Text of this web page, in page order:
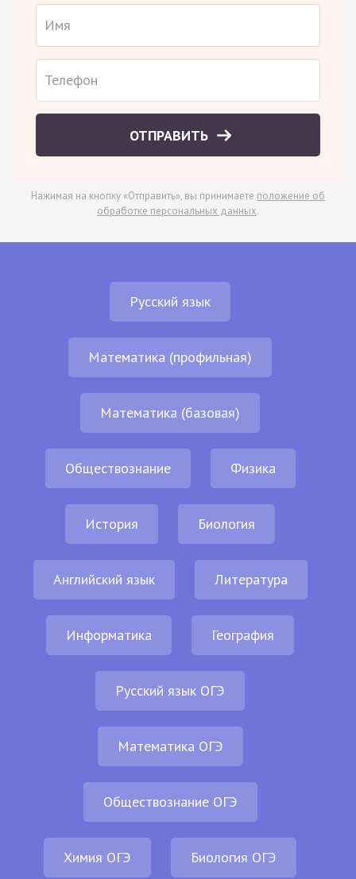
ОТПРАВИТЬ
Нажимая на кнопку «Отправить», вы принимаете положение об
обработке персональных данных.
Русский язык
Математика (профильная)
Математика (базовая)
Обществознание Физика
История Биология
Английский язык Литература
Информатика География
Русский язык ОГЭ
Математика ОГЭ
Обществознание ОГЭ
Химия ОГЭ Биология ОГЭ